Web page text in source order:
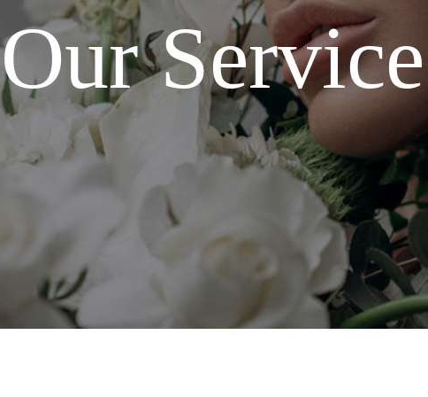
Our